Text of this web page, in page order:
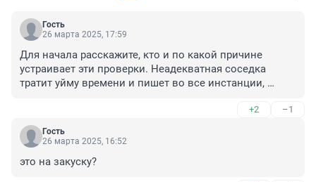
Гость
26 марта 2025, 17:59
Для начала расскажите, кто и по какой причине
устраивает эти проверки. Неадекватная соседка
тратит уйму времени и пишет во все инстанции,
+2 –1
Гость
26 марта 2025, 16:52
это на закуску?